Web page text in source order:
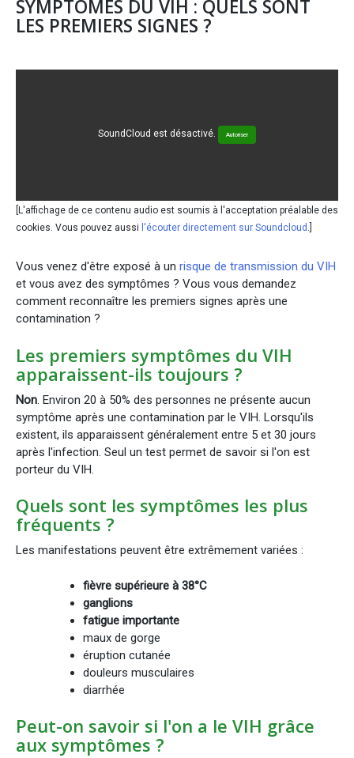
SYMPTÔMES DU VIH : QUELS SONT
LES PREMIERS SIGNES ?
SoundCloud est désactivé. Autoriser
[L'affichage de ce contenu audio est soumis à l'acceptation préalable des
cookies. Vous pouvez aussi l'écouter directement sur Soundcloud
Vous venez d'être exposé à un risque de transmission du VIH
et vous avez des symptômes ? Vous vous demandez
comment reconnaître les premiers signes après une
contamination ?
Les premiers symptômes du VIH
apparaissent-ils toujours ?
Non . Environ 20 à 50% des personnes ne présente aucun
symptôme après une contamination par le VIH. Lorsqu'ils
existent, ils apparaissent généralement entre 5 et 30 jours
après l'infection. Seul un test permet de savoir si l'on est
porteur du VIH.
Quels sont les symptômes les plus
fréquents ?
Les manifestations peuvent être extrêmement variées :
fièvre supérieure à 38°C
ganglions
fatigue importante
maux de gorge
éruption cutanée
douleurs musculaires
diarrhée
Peut-on savoir si l'on a le VIH grâce
aux symptômes ?